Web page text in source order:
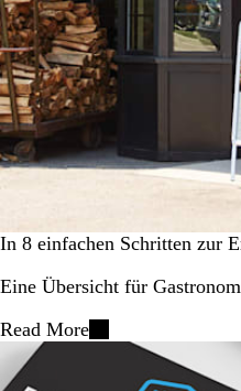
In 8 einfachen Schritten zur
Eine Übersicht für
Read More